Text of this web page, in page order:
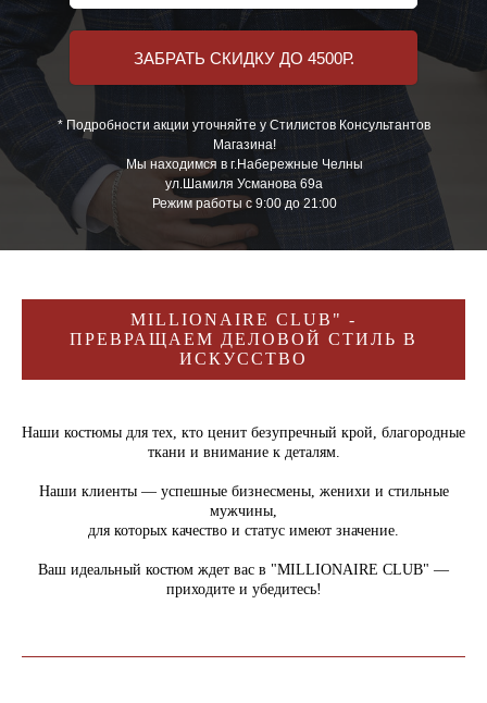
* Подробности акции уточняйте у Стилистов Консультантов
Магазина!
Мы находимся в г.Набережные Челны
ул.Шамиля Усманова 69а
Режим работы с 9:00 до 21:00
ЗАБРАТЬ СКИДКУ ДО 4500Р.
MILLIONAIRE CLUB" -
ПРЕВРАЩАЕМ ДЕЛОВОЙ СТИЛЬ В
ИСКУССТВО
Наши костюмы для тех, кто ценит безупречный крой, благородные
ткани и внимание к деталям.
Наши клиенты — успешные бизнесмены, женихи и стильные
мужчины,
для которых качество и статус имеют значение.
Ваш идеальный костюм ждет вас в "MILLIONAIRE CLUB" —
приходите и убедитесь!